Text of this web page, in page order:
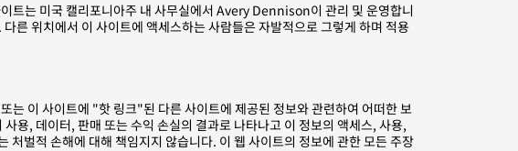
트는 미국 캘리포니아주 내 사무실에서 Avery Dennison이 관리 및 운영합니
위치에서 이 사이트에 액세스하는 사람들은 자발적으로 그렇게 하며 적용
는 이 사이트에 "핫 링크"된 다른 사이트에 제공된 정보와 관련하여 어떠한 보
용, 데이터, 판매 또는 수익 손실의 결과로 나타나고 이 정보의 액세스, 사용,
벌적 손해에 대해 책임지지 않습니다. 이 웹 사이트의 정보에 관한 모든 주장